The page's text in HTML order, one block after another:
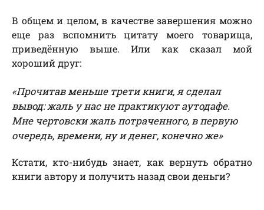
В общем и целом, в качестве завершения можно
еще раз вспомнить цитату моего товарища,
приведённую выше. Или как сказал мой
хороший друг:
«Прочитав меньше трети книги, я сделал
вывод: жаль у нас не практикуют аутодафе.
Мне чертовски жаль потраченного, в первую
очередь, времени, ну и денег, конечно же»
Кстати, кто-нибудь знает, как вернуть обратно
книги автору и получить назад свои деньги?